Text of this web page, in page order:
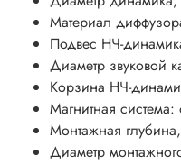
Материал
Подвес НЧ-
Диаметр звуковой
Корзина НЧ-
Магнитная система:
Монтажная
Диаметр